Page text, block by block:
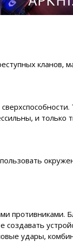
кланов,
и только
противниками.
создавать
удары,